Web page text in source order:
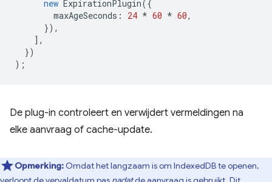
new ExpirationPlugin({
maxAgeSeconds : 24 * 60 * 60,
}),
],
})
);
De plug-in controleert en verwijdert vermeldingen na
elke aanvraag of cache-update.
Opmerking: Omdat het langzaam is om IndexedDB te openen,